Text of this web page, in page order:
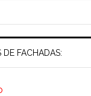
DE FACHADAS: